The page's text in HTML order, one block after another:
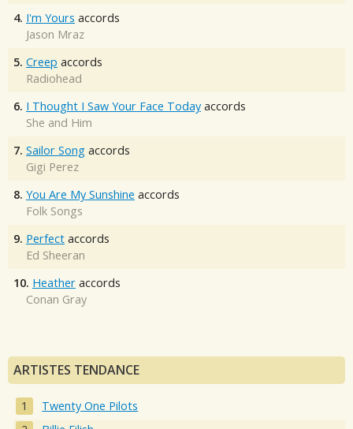
4. I'm Yours accords
Jason Mraz
5. Creep accords
Radiohead
6. I Thought I Saw Your Face Today accords
She and Him
7. Sailor Song accords
Gigi Perez
8. You Are My Sunshine accords
Folk Songs
9. Perfect accords
Ed Sheeran
10. Heather accords
Conan Gray
ARTISTES TENDANCE
Twenty One Pilots